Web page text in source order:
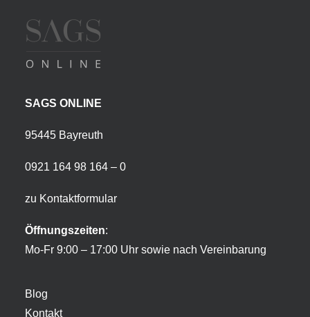
SAGS ONLINE
95445 Bayreuth
0921 164 98 164 – 0
zu Kontaktformular
Öffnungszeiten:
Mo-Fr 9:00 – 17:00 Uhr sowie nach Vereinbarung
Blog
Kontakt